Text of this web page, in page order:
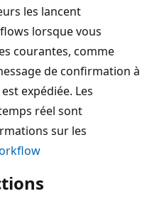
les lancent
lorsque vous
courantes, comme
de confirmation à
expédiée. Les
réel sont
sur les